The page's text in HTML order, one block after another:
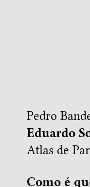
Pedro
Eduardo
Atlas de
Como é